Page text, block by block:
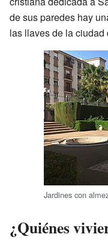
de sus paredes hay
las llaves de la ciudad
Jardines con
¿Quiénes